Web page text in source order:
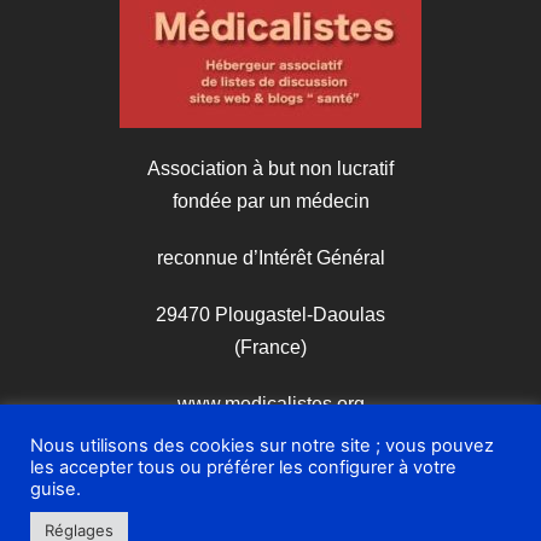
Association à but non lucratif
fondée par un médecin
reconnue d’Intérêt Général
29470 Plougastel-Daoulas
(France)
www.medicalistes.org
Nous utilisons des cookies sur notre site ; vous pouvez
les accepter tous ou préférer les configurer à votre
guise.
Réglages